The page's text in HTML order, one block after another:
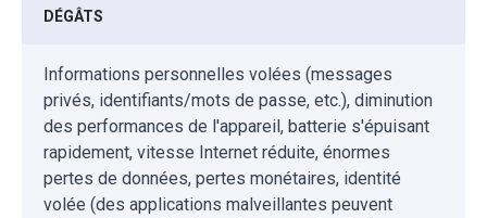
DÉGÂTS
Informations personnelles volées (messages
privés, identifiants/mots de passe, etc.), diminution
des performances de l'appareil, batterie s'épuisant
rapidement, vitesse Internet réduite, énormes
pertes de données, pertes monétaires, identité
volée (des applications malveillantes peuvent